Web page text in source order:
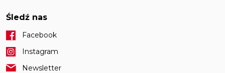
Śledź nas
Facebook
Instagram
Newsletter